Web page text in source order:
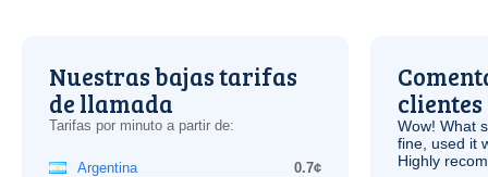
Nuestras bajas tarifas
de llamada
Tarifas por minuto a partir de:
Argentina
0.7¢
clientes
Wow! What
fine, used it
Highly